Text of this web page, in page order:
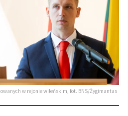
w rejonie wileńskim, fot. BNS/Žygimantas